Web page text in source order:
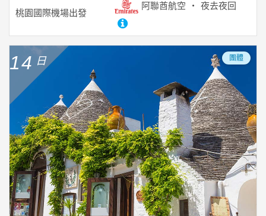
桃園國際機場出發
阿聯酋航空 夜去夜回
14 團體